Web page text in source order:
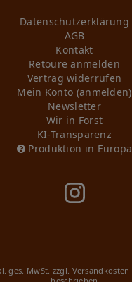
Daten­schutz­erklärung
AGB
Kontakt
Retoure anmelden
Vertrag widerrufen
Mein Konto (anmelden)
Newsletter
Wir in Forst
KI-Transparenz
Produktion in Europa
ges. MwSt. zzgl. Versandkosten